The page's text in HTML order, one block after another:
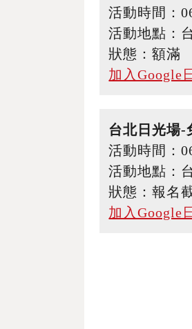
活動時間：
活動地點：
狀態：額滿
加入Google
台北日光場-
活動時間：
活動地點：
狀態：報名
加入Google